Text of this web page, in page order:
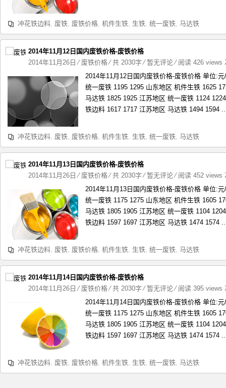
冲花铁边料, 废铁, 废铁价格, 机件生铁, 生铁, 统一废铁, 马达铁
2014年11月12日国内废铁价格-废铁价格
2014年11月26日 ⁄ 废铁价格⁄ 共 2030字⁄暂无评论⁄ 阅读 426 views
2014年11月12日国内废铁价格-废铁价格 单位:
统一废铁 1195 1295 山东地区 机件生铁 1625
马达铁 1825 1925 江苏地区 统一废铁 1124
铁边料 1617 1717 江苏地区 马达铁 1494 1594
冲花铁边料, 废铁, 废铁价格, 机件生铁, 生铁, 统一废铁, 马达铁
2014年11月13日国内废铁价格-废铁价格
2014年11月26日 ⁄ 废铁价格⁄ 共 2030字⁄暂无评论⁄ 阅读 452 views
2014年11月13日国内废铁价格-废铁价格 单位:
统一废铁 1175 1275 山东地区 机件生铁 1605
马达铁 1805 1905 江苏地区 统一废铁 1104
铁边料 1597 1697 江苏地区 马达铁 1474 1574
冲花铁边料, 废铁, 废铁价格, 机件生铁, 生铁, 统一废铁, 马达铁
2014年11月14日国内废铁价格-废铁价格
2014年11月26日 ⁄ 废铁价格⁄ 共 2030字⁄暂无评论⁄ 阅读 395 views
2014年11月14日国内废铁价格-废铁价格 单位:
统一废铁 1175 1275 山东地区 机件生铁 1605
马达铁 1805 1905 江苏地区 统一废铁 1104
铁边料 1597 1697 江苏地区 马达铁 1474 1574
冲花铁边料, 废铁, 废铁价格, 机件生铁, 生铁, 统一废铁, 马达铁